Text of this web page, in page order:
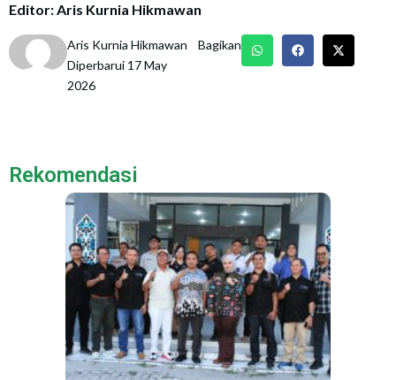
Editor: Aris Kurnia Hikmawan
Aris Kurnia Hikmawan
Diperbarui 17 May
2026
Bagikan
Rekomendasi